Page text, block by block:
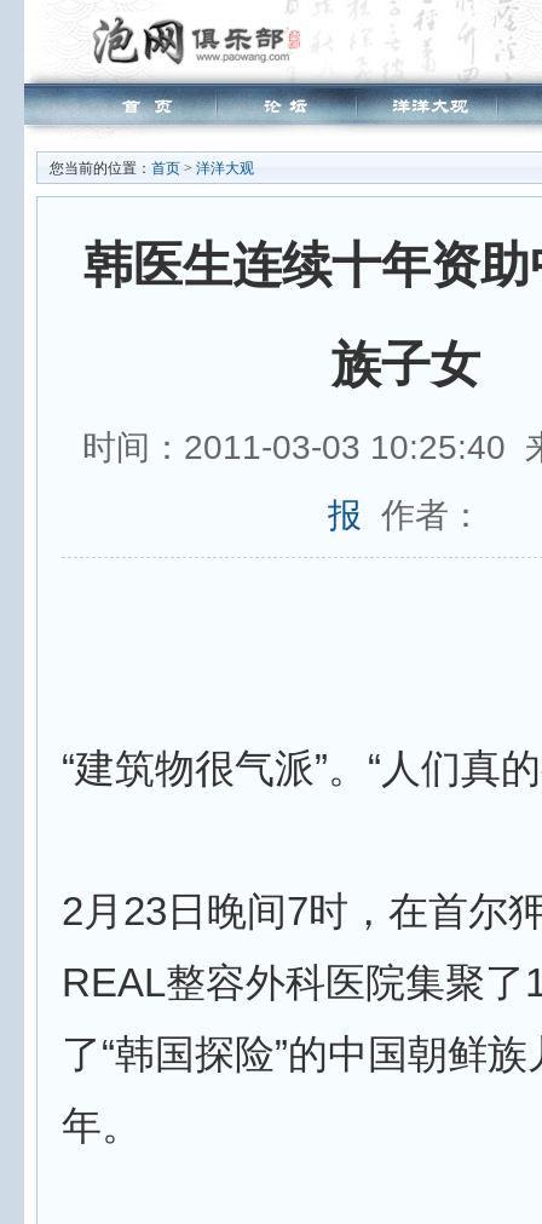
您当前的位置： 首页 > 洋洋大观
韩医生连续十年资
族子女
时间：2011-03-03 10:25:40
报 作者：
“建筑物很气派”。“人们真
2月23日晚间7时，在首尔
REAL整容外科医院集聚了
了“韩国探险”的中国朝鲜
年。